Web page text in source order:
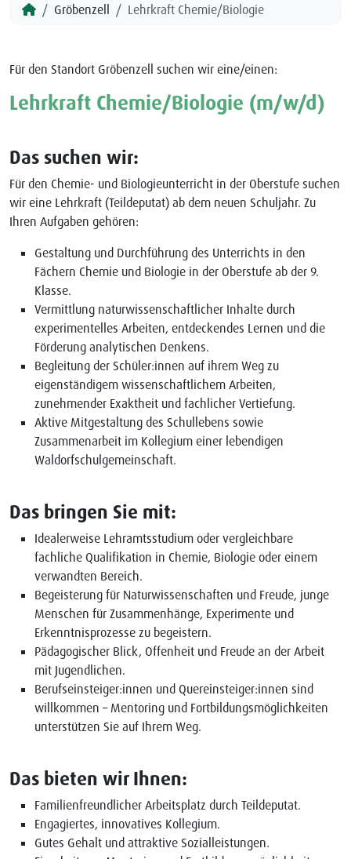
Gröbenzell Lehrkraft Chemie/Biologie
Für den Standort Gröbenzell suchen wir eine/einen:
Lehrkraft Chemie/Biologie (m/w/d)
Das suchen wir:
Für den Chemie- und Biologieunterricht in der Oberstufe suchen
wir eine Lehrkraft (Teildeputat) ab dem neuen Schuljahr. Zu
Ihren Aufgaben gehören:
Gestaltung und Durchführung des Unterrichts in den
Fächern Chemie und Biologie in der Oberstufe ab der 9.
Klasse.
Vermittlung naturwissenschaftlicher Inhalte durch
experimentelles Arbeiten, entdeckendes Lernen und die
Förderung analytischen Denkens.
Begleitung der Schüler:innen auf ihrem Weg zu
eigenständigem wissenschaftlichem Arbeiten,
zunehmender Exaktheit und fachlicher Vertiefung.
Aktive Mitgestaltung des Schullebens sowie
Zusammenarbeit im Kollegium einer lebendigen
Waldorfschulgemeinschaft.
Das bringen Sie mit:
Idealerweise Lehramtsstudium oder vergleichbare
fachliche Qualifikation in Chemie, Biologie oder einem
verwandten Bereich.
Begeisterung für Naturwissenschaften und Freude, junge
Menschen für Zusammenhänge, Experimente und
Erkenntnisprozesse zu begeistern.
Pädagogischer Blick, Offenheit und Freude an der Arbeit
mit Jugendlichen.
Berufseinsteiger:innen und Quereinsteiger:innen sind
willkommen – Mentoring und Fortbildungsmöglichkeiten
unterstützen Sie auf Ihrem Weg.
Das bieten wir Ihnen:
Familienfreundlicher Arbeitsplatz durch Teildeputat.
Engagiertes, innovatives Kollegium.
Gutes Gehalt und attraktive Sozialleistungen.